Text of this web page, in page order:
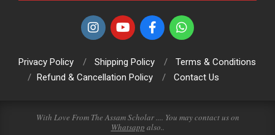
Privacy Policy Shipping Policy
Terms & Conditions
Refund & Cancellation Policy
Contact Us
With Love From The Assam Scholar .... You may contact us on
Whatsapp also..